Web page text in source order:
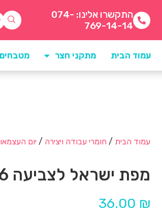
התקשרו אלינו: 074-
769-14-14
עמוד הבית מתקני חצר מטבחים
עמוד הבית / חומרי עבודה ויצירה / יום
מפת ישראל לצביעה 36 יח
36.00 ₪